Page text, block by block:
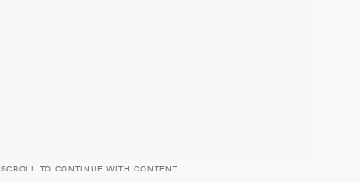
SCROLL TO CONTINUE WITH CONTENT